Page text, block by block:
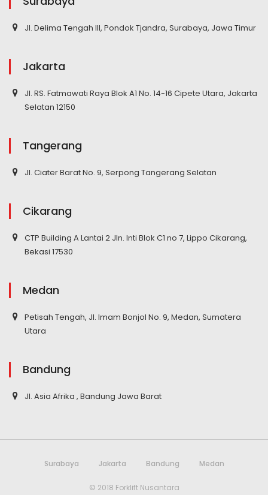
Jl. Delima Tengah III, Pondok Tjandra, Surabaya, Jawa Timur
Jakarta
Jl. RS. Fatmawati Raya Blok A1 No. 14-16 Cipete Utara, Jakarta
Selatan 12150
Tangerang
Jl. Ciater Barat No. 9, Serpong Tangerang Selatan
Cikarang
CTP Building A Lantai 2 Jln. Inti Blok C1 no 7, Lippo Cikarang,
Bekasi 17530
Medan
Petisah Tengah, Jl. Imam Bonjol No. 9, Medan, Sumatera
Utara
Bandung
Jl. Asia Afrika , Bandung Jawa Barat
Surabaya Jakarta Bandung Medan
© 2018 Forklift Nusantara